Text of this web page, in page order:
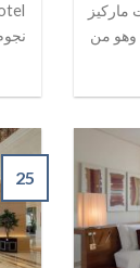
ماركيز
من فئة 5 نجوم وهو من
25